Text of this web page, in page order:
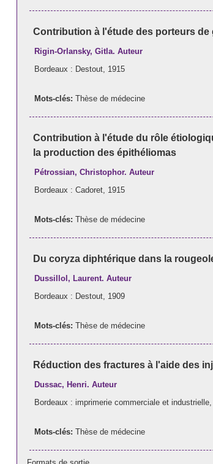
Contribution à l'étude des porteurs
Rigin-Orlansky, Gitla. Auteur
Bordeaux : Destout, 1915
Mots-clés: Thèse de médecine
Contribution à l'étude du rôle
la production des épithéliomas
Pétrossian, Christophor. Auteur
Bordeaux : Cadoret, 1915
Mots-clés: Thèse de médecine
Du coryza diphtérique dans la
Dussillol, Laurent. Auteur
Bordeaux : Destout, 1909
Mots-clés: Thèse de médecine
Réduction des fractures à l'aide des
Dussac, Henri. Auteur
Bordeaux : imprimerie commerciale et
Mots-clés: Thèse de médecine